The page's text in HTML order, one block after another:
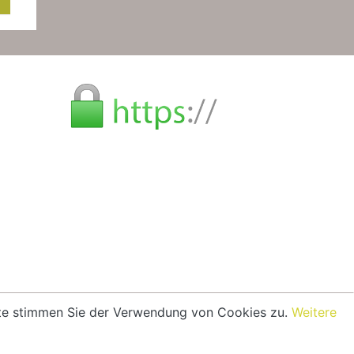
stimmen Sie der Verwendung von Cookies zu. Weitere